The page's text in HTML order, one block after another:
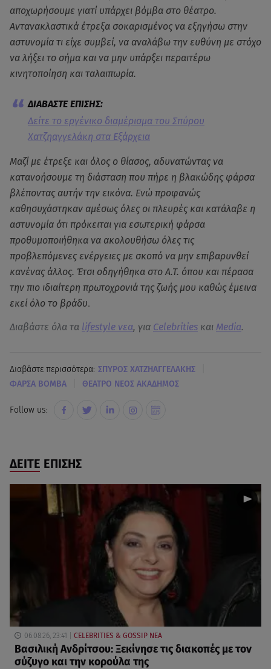
αποχωρήσουμε γιατί υπάρχει βόμβα στο θέατρο.
Aντανακλαστικά έτρεξα σοκαρισμένος να εξηγήσω στην
αστυνομία τι είχε συμβεί, να αναλάβω την ευθύνη με στόχο
να λήξει το σήμα και να μην υπάρξει περαιτέρω
κινητοποίηση και ταλαιπωρία.
Δείτε το εργένικο διαμέρισμα του Σπύρου
Χατζηαγγελάκη στα Εξάρχεια
Μαζί με έτρεξε και όλος ο θίασος, αδυνατώντας να
κατανοήσουμε τη διάσταση που πήρε η βλακώδης φάρσα
βλέποντας αυτήν την εικόνα. Ενώ προφανώς
καθησυχάστηκαν αμέσως όλες οι πλευρές και κατάλαβε η
αστυνομία ότι πρόκειται για εσωτερική φάρσα
προθυμοποιήθηκα να ακολουθήσω όλες τις
προβλεπόμενες ενέργειες με σκοπό να μην επιβαρυνθεί
κανένας άλλος. Έτσι οδηγήθηκα στο Α.Τ. όπου και πέρασα
την πιο ιδιαίτερη πρωτοχρονιά της ζωής μου καθώς έμεινα
εκεί όλο το βράδυ.
Διαβάστε όλα τα lifestyle νεα, για Celebrities και Media.
Διαβάστε περισσότερα: ΣΠΥΡΟΣ ΧΑΤΖΗΑΓΓΕΛΑΚΗΣ
ΦΑΡΣΑ ΒΟΜΒΑ ΘΕΑΤΡΟ ΝΕΟΣ ΑΚΑΔΗΜΟΣ
Follow us:
ΔΕΙΤΕ ΕΠΙΣΗΣ
06.08.26, 23:41 CELEBRITIES & GOSSIP ΝΕΑ
Βασιλική Ανδρίτσου: Ξεκίνησε τις διακοπές με τον
σύζυγο και την κορούλα της